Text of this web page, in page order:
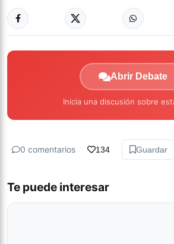
Abrir Debate
Inicia una discusión sobre
0 comentarios 134 Guardar
Te puede interesar